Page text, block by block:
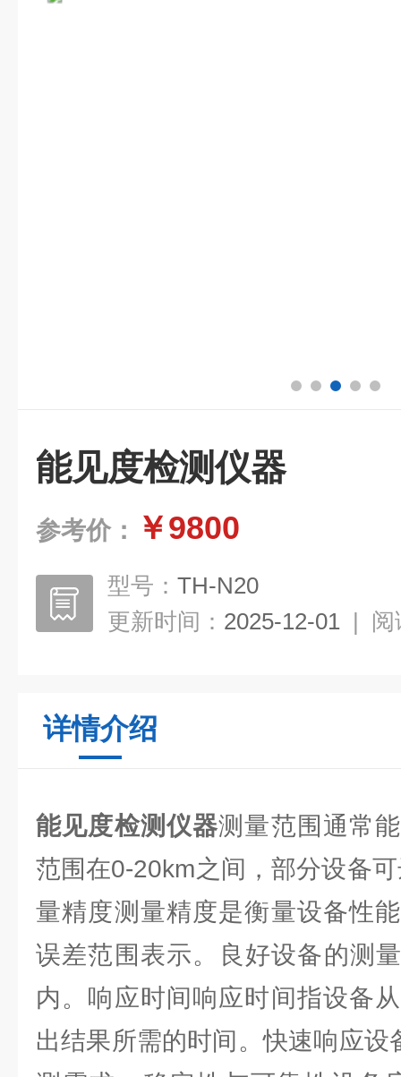
能见度检测仪器
参考价： ￥9800
型号： TH-N20
更新时间： 2025-12-01 | 阅
详情介绍
能见度检测仪器测量范围通常
范围在0-20km之间，部分设备
量精度测量精度是衡量设备性
误差范围表示。良好设备的测
内。响应时间响应时间指设备
出结果所需的时间。快速响应设